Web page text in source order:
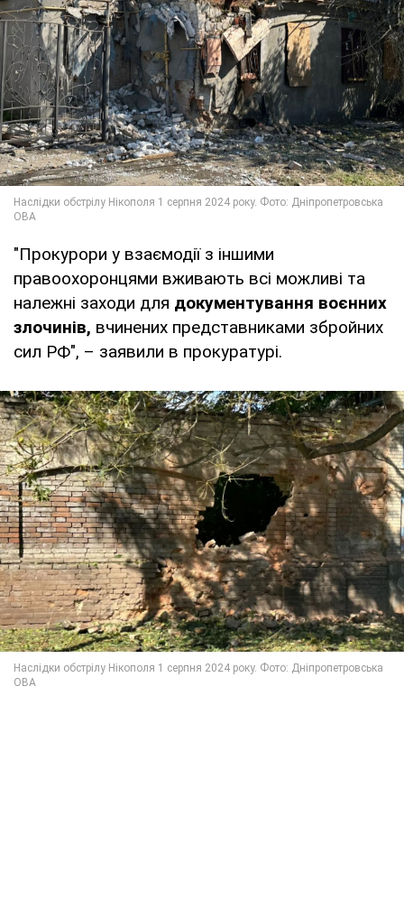
"Прокурори у взаємодії з іншими
правоохоронцями вживають всі можливі та
належні заходи для документування воєнних
злочинів, вчинених представниками збройних
сил РФ", – заявили в прокуратурі.